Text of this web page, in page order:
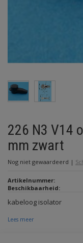
226 N3 V14
mm zwart
Nog niet gewaardeerd |
Artikelnummer:
Beschikbaarheid:
kabeloog isolator
Lees meer